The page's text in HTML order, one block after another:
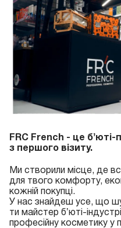
FRC French - це бʼюті-
з першого візиту.
Ми створили місце, де
для твого комфорту,
кожній покупці.
У нас знайдеш усе, що
ти майстер бʼюті-
професійну косметику у